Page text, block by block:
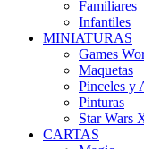
Familiares
Infantiles
MINIATURAS
Games
Maquetas
Pinceles y
Pinturas
Star Wars
CARTAS